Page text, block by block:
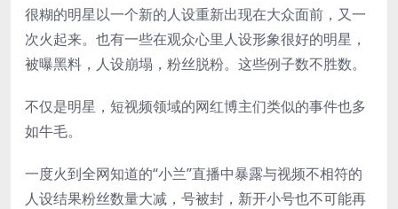
很糊的明星以一个新的人设重新出现在大众面前，又一
次火起来。也有一些在观众心里人设形象很好的明星，
被曝黑料，人设崩塌，粉丝脱粉。这些例子数不胜数。
不仅是明星，短视频领域的网红博主们类似的事件也多
如牛毛。
一度火到全网知道的“小兰”直播中暴露与视频不相符的
人设结果粉丝数量大减，号被封，新开小号也不可能再